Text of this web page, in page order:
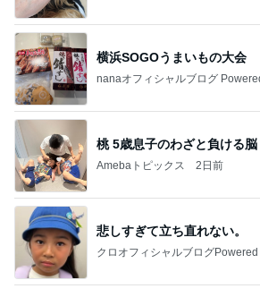
横浜SOGOうまいもの大会
nanaオフィシャルブログ
桃 5歳息子のわざと負ける脳
Amebaトピックス 2日前
悲しすぎて立ち直れない。
クロオフィシャルブログ